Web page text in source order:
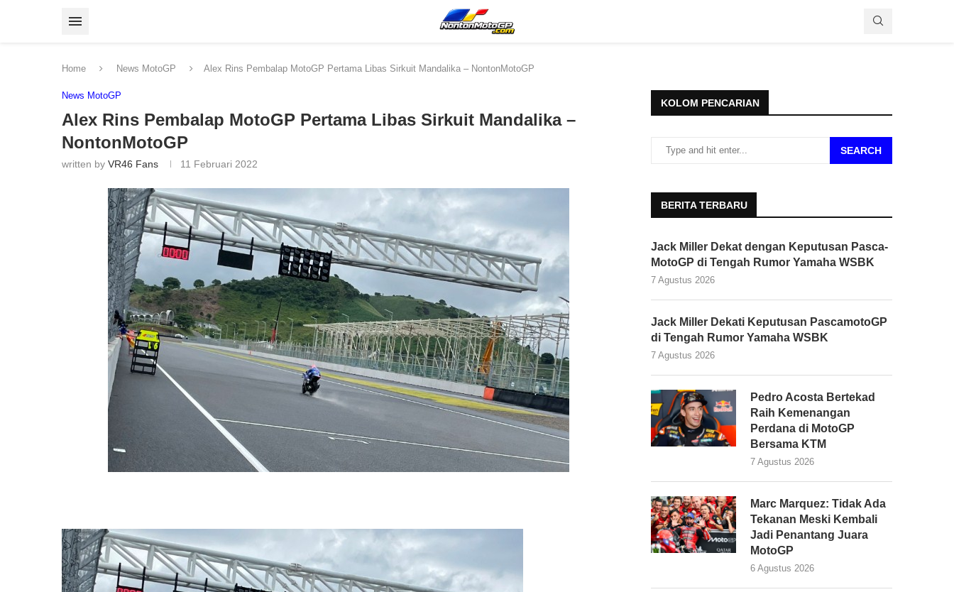
Home News MotoGP Alex Rins Pembalap MotoGP Pertama Libas Sirkuit Mandalika – NontonMotoGP
News MotoGP
Alex Rins Pembalap MotoGP Pertama Libas Sirkuit Mandalika –
NontonMotoGP
written by VR46 Fans 11 Februari 2022
KOLOM PENCARIAN
SEARCH
BERITA TERBARU
Jack Miller Dekat dengan Keputusan Pasca-
MotoGP di Tengah Rumor Yamaha WSBK
7 Agustus 2026
Jack Miller Dekati Keputusan PascamotoGP
di Tengah Rumor Yamaha WSBK
7 Agustus 2026
Pedro Acosta Bertekad
Raih Kemenangan
Perdana di MotoGP
Bersama KTM
7 Agustus 2026
Marc Marquez: Tidak Ada
Tekanan Meski Kembali
Jadi Penantang Juara
MotoGP
6 Agustus 2026